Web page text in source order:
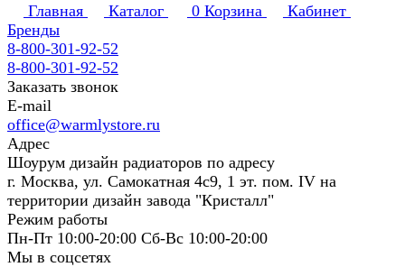
Главная
Каталог 0 Корзина
Кабинет
Бренды
8-800-301-92-52
8-800-301-92-52
Заказать звонок
E-mail
office@warmlystore.ru
Адрес
Шоурум дизайн радиаторов по адресу
г. Москва, ул. Самокатная 4с9, 1 эт. пом. IV на
территории дизайн завода "Кристалл"
Режим работы
Пн-Пт 10:00-20:00 Сб-Вс 10:00-20:00
Мы в соцсетях